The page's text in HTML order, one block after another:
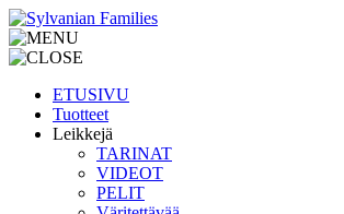
ETUSIVU
Tuotteet
Leikkejä
TARINAT
VIDEOT
PELIT